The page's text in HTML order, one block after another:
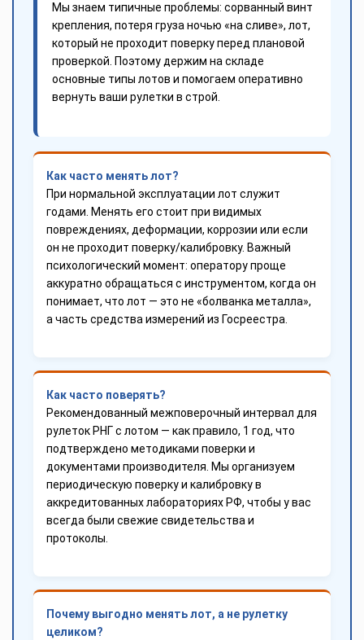
Мы знаем типичные проблемы: сорванный винт
крепления, потеря груза ночью «на сливе», лот,
который не проходит поверку перед плановой
проверкой. Поэтому держим на складе
основные типы лотов и помогаем оперативно
вернуть ваши рулетки в строй.
Как часто менять лот?
При нормальной эксплуатации лот служит
годами. Менять его стоит при видимых
повреждениях, деформации, коррозии или если
он не проходит поверку/калибровку. Важный
психологический момент: оператору проще
аккуратно обращаться с инструментом, когда он
понимает, что лот — это не «болванка металла»,
а часть средства измерений из Госреестра.
Как часто поверять?
Рекомендованный межповерочный интервал для
рулеток РНГ с лотом — как правило, 1 год, что
подтверждено методиками поверки и
документами производителя. Мы организуем
периодическую поверку и калибровку в
аккредитованных лабораториях РФ, чтобы у вас
всегда были свежие свидетельства и
протоколы.
Почему выгодно менять лот, а не рулетку
целиком?